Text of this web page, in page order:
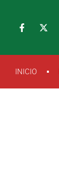
contenido
F
a
b
o
-
X
-
i
r
INICIO